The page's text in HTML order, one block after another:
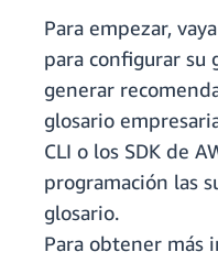
Para empezar,
para configurar su
generar
glosario
CLI o los SDK de
programación las
glosario.
Para obtener más